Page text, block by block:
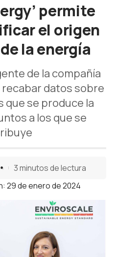
permite
el origen
la energía
de la compañía
datos sobre
que se produce la
a los que se
29 de enero de 2024
3 minutos de lectura